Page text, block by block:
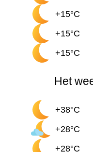
+15°C
+15°C
+15°C
Het
+38°C
+28°C
+28°C